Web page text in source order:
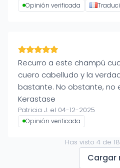
Opinión verificada
Recurro a este champú
cuero cabelludo y la
bastante. No obstante, no
Kerastase
Patricia J. el 04-12-2025
Opinión verificada
Has visto 4 de
Cargar